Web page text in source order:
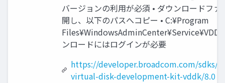
バージョンの利用が必須 • ダウンロードファ
開し、以下のパスへコピー • C:¥Program
Files¥WindowsAdminCenter¥Service¥VDDK
ンロードにはログインが必要
https://developer.broadcom.com/sdks/
virtual-disk-development-kit-vddk/8.0